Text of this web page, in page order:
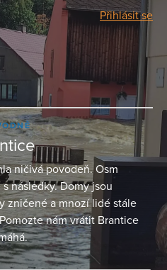
Přihlásit se
ničivá povodeň. Osm
následky. Domy jsou
zničené a mnozí lidé stále
nám vrátit Brantice